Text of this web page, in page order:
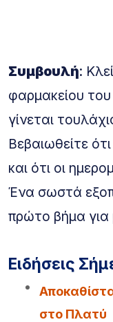
Συμβουλή:
φαρμακείου
γίνεται
Βεβαιωθείτε
και ότι οι
Ένα σωστά
πρώτο βήμα για
Ειδήσεις
στο Πλατύ